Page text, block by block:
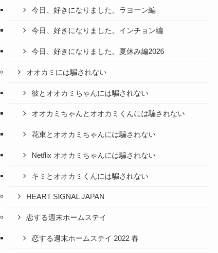
今日、好きになりました。ラヨーン編
今日、好きになりました。インチョン編
今日、好きになりました。夏休み編2026
オオカミには騙されない
彼とオオカミちゃんには騙されない
オオカミちゃんとオオカミくんには騙されない
花束とオオカミちゃんには騙されない
Netflix オオカミちゃんには騙されない
キミとオオカミくんには騙されない
HEART SIGNAL JAPAN
恋する週末ホームステイ
恋する週末ホームステイ 2022 春